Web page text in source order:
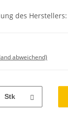
des Herstellers:
abweichend)
Stk